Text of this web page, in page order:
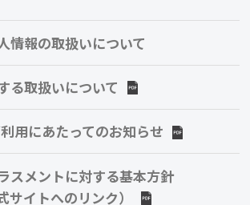
情報の取扱いについて
る取扱いについて
用にあたってのお知らせ
スメントに対する基本方針
サイトへのリンク）